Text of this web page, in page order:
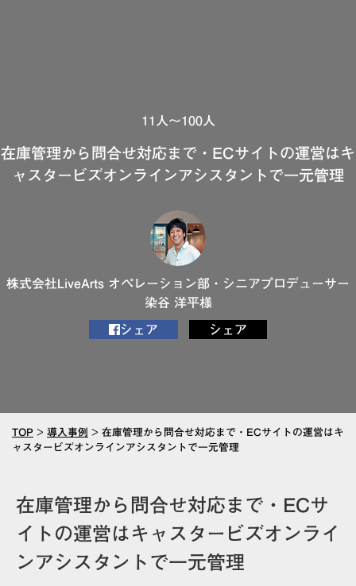
11人～100人
在庫管理から問合せ対応まで・ECサイトの運営はキ
ャスタービズオンラインアシスタントで一元管理
株式会社LiveArts オペレーション部・シニアプロデューサー
染谷 洋平様
シェア シェア
TOP > 導入事例 > 在庫管理から問合せ対応まで・ECサイトの運営はキ
ャスタービズオンラインアシスタントで一元管理
在庫管理から問合せ対応まで・ECサ
イトの運営はキャスタービズオンライ
ンアシスタントで一元管理